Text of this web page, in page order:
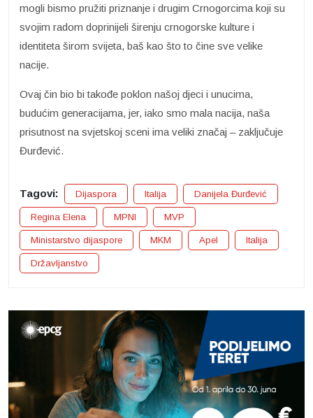
mogli bismo pružiti priznanje i drugim Crnogorcima koji su
svojim radom doprinijeli širenju crnogorske kulture i
identiteta širom svijeta, baš kao što to čine sve velike
nacije.
Ovaj čin bio bi takođe poklon našoj djeci i unucima,
budućim generacijama, jer, iako smo mala nacija, naša
prisutnost na svjetskoj sceni ima veliki značaj – zaključuje
Đurđević.
Tagovi: Dijaspora Italija Danijela Đurđević
Regina Elena MPNI MVP
Ministarstvo dijaspore MKM Apel Italija
Državljanstvo